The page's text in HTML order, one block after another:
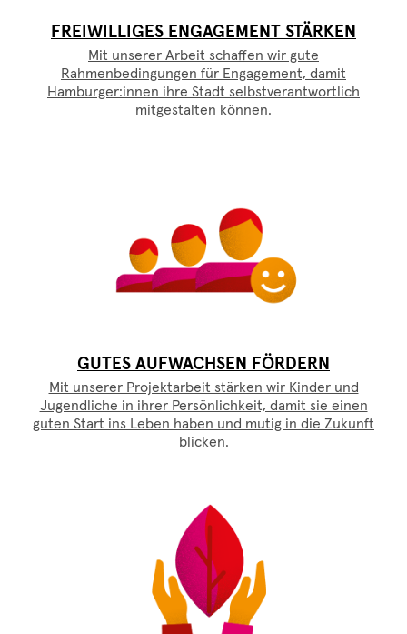
FREIWILLIGES ENGAGEMENT STÄRKEN
Mit unserer Arbeit schaffen wir gute
Rahmenbedingungen für Engagement, damit
Hamburger:innen ihre Stadt selbstverantwortlich
mitgestalten können.
GUTES AUFWACHSEN FÖRDERN
Mit unserer Projektarbeit stärken wir Kinder und
Jugendliche in ihrer Persönlichkeit, damit sie einen
guten Start ins Leben haben und mutig in die Zukunft
blicken.